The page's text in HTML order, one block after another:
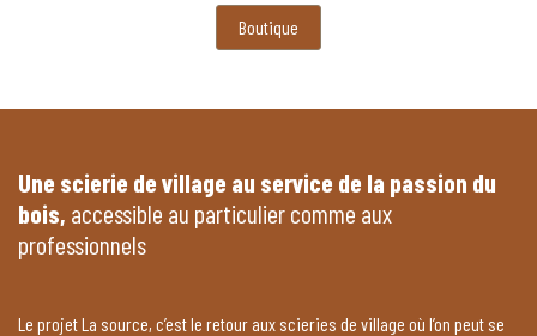
Boutique
Une scierie de village au service de la passion du
bois, accessible au particulier comme aux
professionnels
Le projet La source, c’est le retour aux scieries de village où l’on peut se